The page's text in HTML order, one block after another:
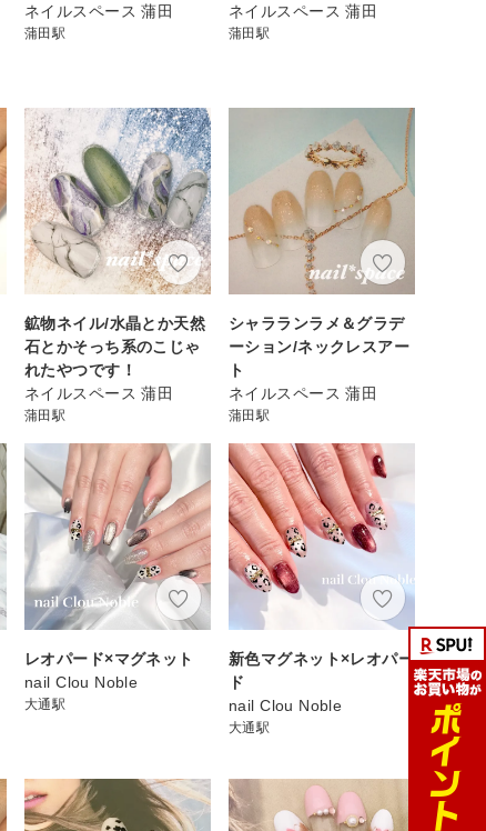
ネイルスペース 蒲田
蒲田駅
ネイルスペース 蒲田
蒲田駅
鉱物ネイル/水晶とか天然
石とかそっち系のこじゃ
れたやつです！
ネイルスペース 蒲田
蒲田駅
シャラランラメ＆グラデ
ーション/ネックレスアー
ト
ネイルスペース 蒲田
蒲田駅
レオパード×マグネット
nail Clou Noble
大通駅
新色マグネット×レオパー
ド
nail Clou Noble
大通駅